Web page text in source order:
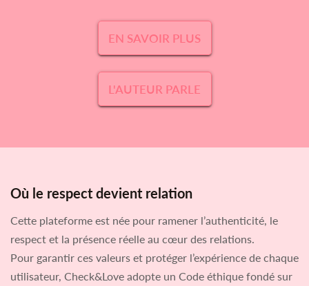
EN SAVOIR PLUS
L'AUTEUR PARLE
Où le respect devient relation
Cette plateforme est née pour ramener l’authenticité, le
respect et la présence réelle au cœur des relations.
Pour garantir ces valeurs et protéger l’expérience de chaque
utilisateur, Check&Love adopte un Code éthique fondé sur